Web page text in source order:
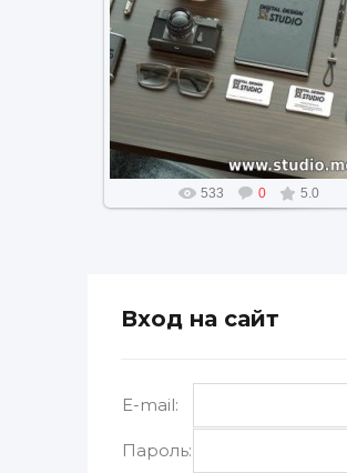
Пример брендинга на
офисных атрибутах
533 0 5.0
Вход на сайт
E-mail:
Пароль: